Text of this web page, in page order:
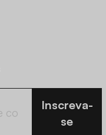
Inscreva-
se